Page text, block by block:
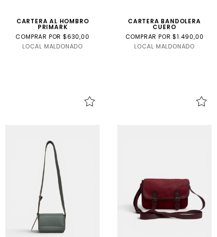
CARTERA AL HOMBRO
PRIMARK
COMPRAR POR $630,00
LOCAL MALDONADO
CARTERA BANDOLERA
CUERO
COMPRAR POR $1.490,00
LOCAL MALDONADO